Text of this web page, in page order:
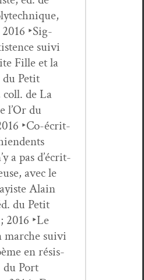
2016 ‣Sig­
suivi
Fille et la
du Petit
de La
l’Or du
‣Co-écri­t­
a pas d’écri­t­
avec le
Alain
du Petit
2016 ‣Le
marche suivi
en résis­
du Port